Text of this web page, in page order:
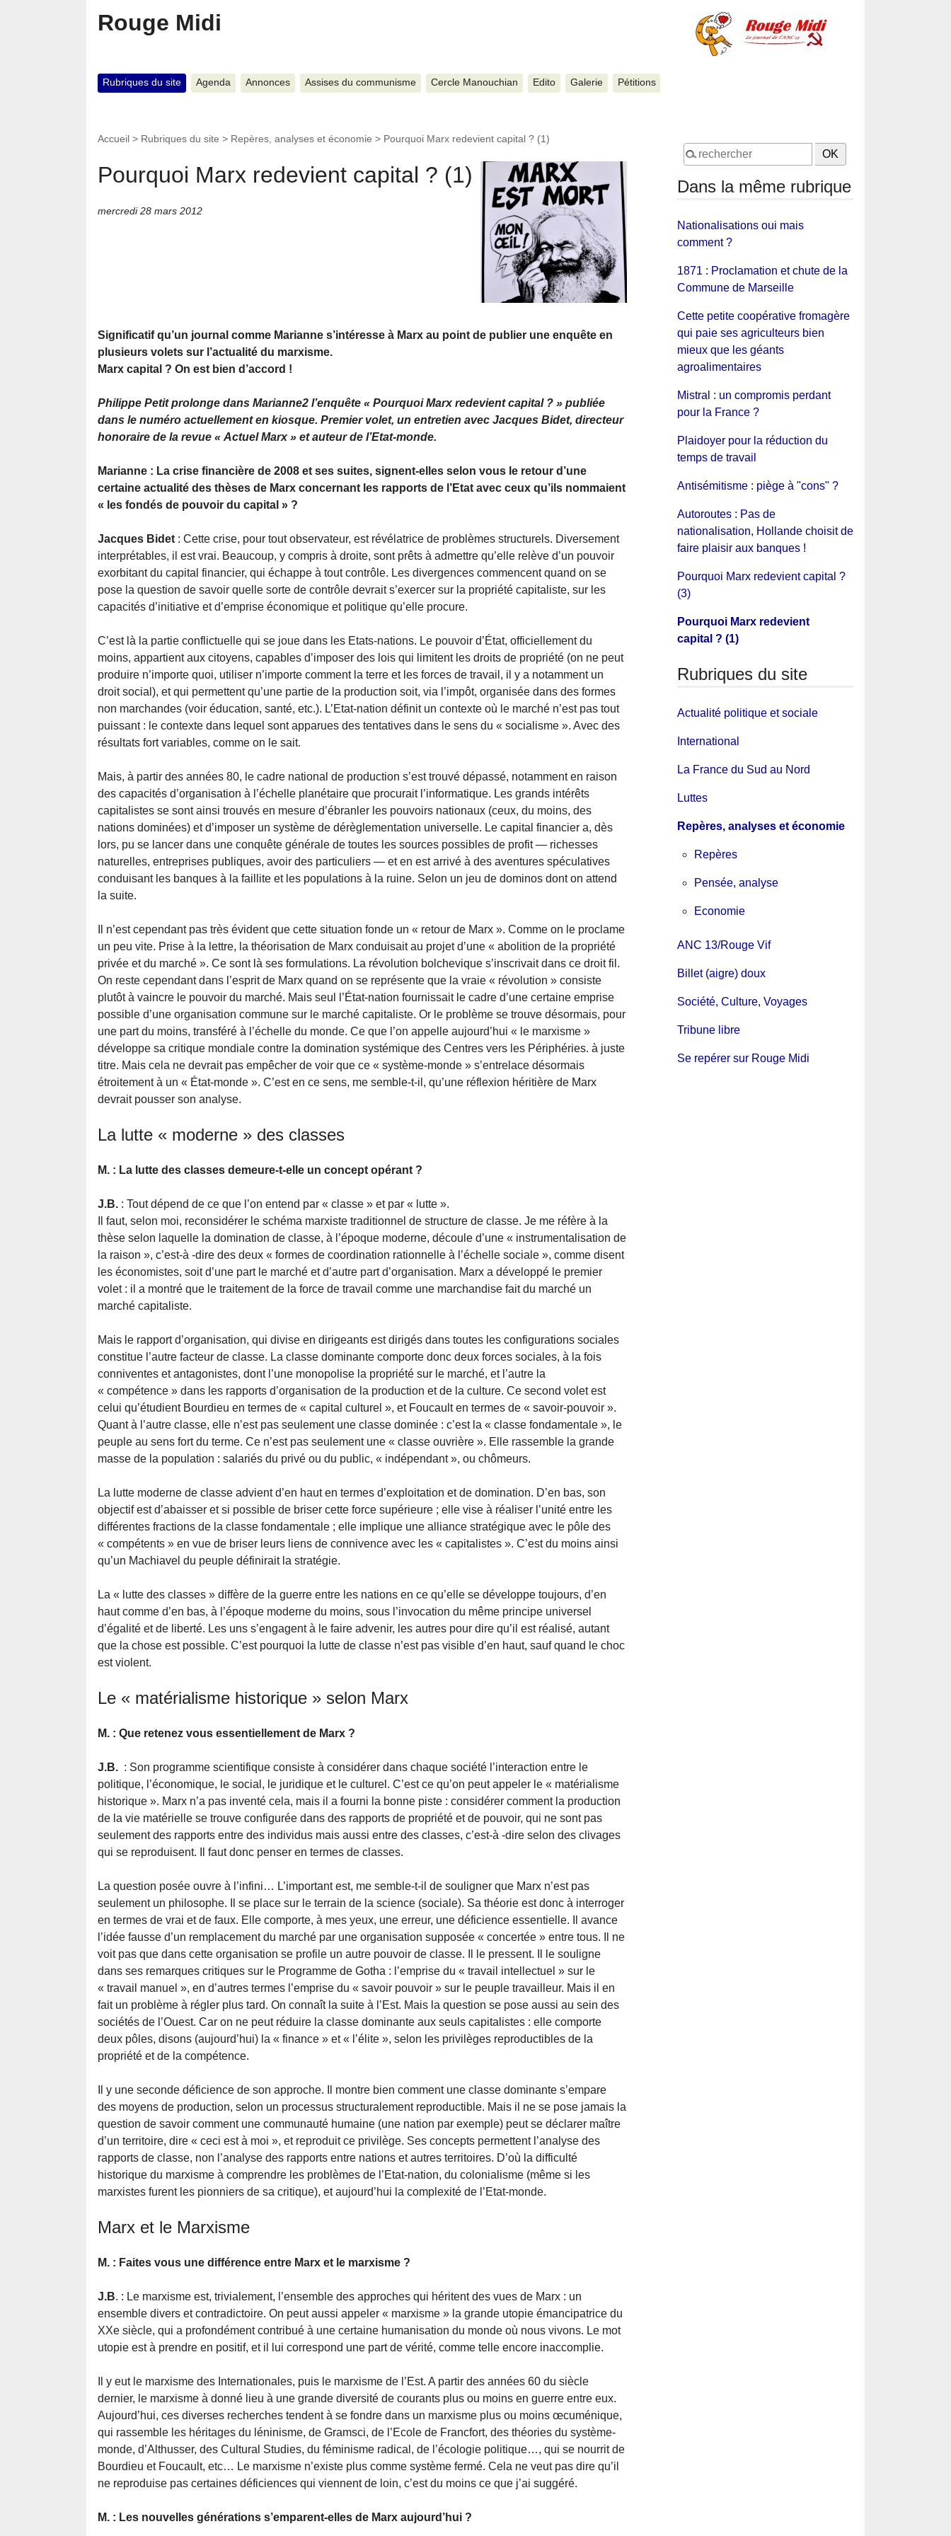
Rouge Midi
Rubriques du site Agenda Annonces Assises du communisme Cercle Manouchian Edito Galerie Pétitions
Accueil > Rubriques du site > Repères, analyses et économie > Pourquoi Marx redevient capital ? (1)
Pourquoi Marx redevient capital ? (1)
mercredi 28 mars 2012
Significatif qu’un journal comme Marianne s’intéresse à Marx au point de publier une enquête en
plusieurs volets sur l’actualité du marxisme.
Marx capital ? On est bien d’accord !
Philippe Petit prolonge dans Marianne2 l’enquête « Pourquoi Marx redevient capital ? » publiée
dans le numéro actuellement en kiosque. Premier volet, un entretien avec Jacques Bidet, directeur
honoraire de la revue « Actuel Marx » et auteur de l’Etat-monde.
Marianne : La crise financière de 2008 et ses suites, signent-elles selon vous le retour d’une
certaine actualité des thèses de Marx concernant les rapports de l’Etat avec ceux qu’ils nommaient
« les fondés de pouvoir du capital » ?
Jacques Bidet : Cette crise, pour tout observateur, est révélatrice de problèmes structurels. Diversement
interprétables, il est vrai. Beaucoup, y compris à droite, sont prêts à admettre qu’elle relève d’un pouvoir
exorbitant du capital financier, qui échappe à tout contrôle. Les divergences commencent quand on se
pose la question de savoir quelle sorte de contrôle devrait s’exercer sur la propriété capitaliste, sur les
capacités d’initiative et d’emprise économique et politique qu’elle procure.
C’est là la partie conflictuelle qui se joue dans les Etats-nations. Le pouvoir d’État, officiellement du
moins, appartient aux citoyens, capables d’imposer des lois qui limitent les droits de propriété (on ne peut
produire n’importe quoi, utiliser n’importe comment la terre et les forces de travail, il y a notamment un
droit social), et qui permettent qu’une partie de la production soit, via l’impôt, organisée dans des formes
non marchandes (voir éducation, santé, etc.). L’Etat-nation définit un contexte où le marché n’est pas tout
puissant : le contexte dans lequel sont apparues des tentatives dans le sens du « socialisme ». Avec des
résultats fort variables, comme on le sait.
Mais, à partir des années 80, le cadre national de production s’est trouvé dépassé, notamment en raison
des capacités d’organisation à l’échelle planétaire que procurait l’informatique. Les grands intérêts
capitalistes se sont ainsi trouvés en mesure d’ébranler les pouvoirs nationaux (ceux, du moins, des
nations dominées) et d’imposer un système de dérèglementation universelle. Le capital financier a, dès
lors, pu se lancer dans une conquête générale de toutes les sources possibles de profit — richesses
naturelles, entreprises publiques, avoir des particuliers — et en est arrivé à des aventures spéculatives
conduisant les banques à la faillite et les populations à la ruine. Selon un jeu de dominos dont on attend
la suite.
Il n’est cependant pas très évident que cette situation fonde un « retour de Marx ». Comme on le proclame
un peu vite. Prise à la lettre, la théorisation de Marx conduisait au projet d’une « abolition de la propriété
privée et du marché ». Ce sont là ses formulations. La révolution bolchevique s’inscrivait dans ce droit fil.
On reste cependant dans l’esprit de Marx quand on se représente que la vraie « révolution » consiste
plutôt à vaincre le pouvoir du marché. Mais seul l’État-nation fournissait le cadre d’une certaine emprise
possible d’une organisation commune sur le marché capitaliste. Or le problème se trouve désormais, pour
une part du moins, transféré à l’échelle du monde. Ce que l’on appelle aujourd’hui « le marxisme »
développe sa critique mondiale contre la domination systémique des Centres vers les Périphéries. à juste
titre. Mais cela ne devrait pas empêcher de voir que ce « système-monde » s’entrelace désormais
étroitement à un « État-monde ». C’est en ce sens, me semble-t-il, qu’une réflexion héritière de Marx
devrait pousser son analyse.
La lutte « moderne » des classes
M. : La lutte des classes demeure-t-elle un concept opérant ?
J.B. : Tout dépend de ce que l’on entend par « classe » et par « lutte ».
Il faut, selon moi, reconsidérer le schéma marxiste traditionnel de structure de classe. Je me réfère à la
thèse selon laquelle la domination de classe, à l’époque moderne, découle d’une « instrumentalisation de
la raison », c’est-à -dire des deux « formes de coordination rationnelle à l’échelle sociale », comme disent
les économistes, soit d’une part le marché et d’autre part d’organisation. Marx a développé le premier
volet : il a montré que le traitement de la force de travail comme une marchandise fait du marché un
marché capitaliste.
Mais le rapport d’organisation, qui divise en dirigeants est dirigés dans toutes les configurations sociales
constitue l’autre facteur de classe. La classe dominante comporte donc deux forces sociales, à la fois
conniventes et antagonistes, dont l’une monopolise la propriété sur le marché, et l’autre la
« compétence » dans les rapports d’organisation de la production et de la culture. Ce second volet est
celui qu’étudient Bourdieu en termes de « capital culturel », et Foucault en termes de « savoir-pouvoir ».
Quant à l’autre classe, elle n’est pas seulement une classe dominée : c’est la « classe fondamentale », le
peuple au sens fort du terme. Ce n’est pas seulement une « classe ouvrière ». Elle rassemble la grande
masse de la population : salariés du privé ou du public, « indépendant », ou chômeurs.
La lutte moderne de classe advient d’en haut en termes d’exploitation et de domination. D’en bas, son
objectif est d’abaisser et si possible de briser cette force supérieure ; elle vise à réaliser l’unité entre les
différentes fractions de la classe fondamentale ; elle implique une alliance stratégique avec le pôle des
« compétents » en vue de briser leurs liens de connivence avec les « capitalistes ». C’est du moins ainsi
qu’un Machiavel du peuple définirait la stratégie.
La « lutte des classes » diffère de la guerre entre les nations en ce qu’elle se développe toujours, d’en
haut comme d’en bas, à l’époque moderne du moins, sous l’invocation du même principe universel
d’égalité et de liberté. Les uns s’engagent à le faire advenir, les autres pour dire qu’il est réalisé, autant
que la chose est possible. C’est pourquoi la lutte de classe n’est pas visible d’en haut, sauf quand le choc
est violent.
Le « matérialisme historique » selon Marx
M. : Que retenez vous essentiellement de Marx ?
J.B. : Son programme scientifique consiste à considérer dans chaque société l’interaction entre le
politique, l’économique, le social, le juridique et le culturel. C’est ce qu’on peut appeler le « matérialisme
historique ». Marx n’a pas inventé cela, mais il a fourni la bonne piste : considérer comment la production
de la vie matérielle se trouve configurée dans des rapports de propriété et de pouvoir, qui ne sont pas
seulement des rapports entre des individus mais aussi entre des classes, c’est-à -dire selon des clivages
qui se reproduisent. Il faut donc penser en termes de classes.
La question posée ouvre à l’infini… L’important est, me semble-t-il de souligner que Marx n’est pas
seulement un philosophe. Il se place sur le terrain de la science (sociale). Sa théorie est donc à interroger
en termes de vrai et de faux. Elle comporte, à mes yeux, une erreur, une déficience essentielle. Il avance
l’idée fausse d’un remplacement du marché par une organisation supposée « concertée » entre tous. Il ne
voit pas que dans cette organisation se profile un autre pouvoir de classe. Il le pressent. Il le souligne
dans ses remarques critiques sur le Programme de Gotha : l’emprise du « travail intellectuel » sur le
« travail manuel », en d’autres termes l’emprise du « savoir pouvoir » sur le peuple travailleur. Mais il en
fait un problème à régler plus tard. On connaît la suite à l’Est. Mais la question se pose aussi au sein des
sociétés de l’Ouest. Car on ne peut réduire la classe dominante aux seuls capitalistes : elle comporte
deux pôles, disons (aujourd’hui) la « finance » et « l’élite », selon les privilèges reproductibles de la
propriété et de la compétence.
Il y une seconde déficience de son approche. Il montre bien comment une classe dominante s’empare
des moyens de production, selon un processus structuralement reproductible. Mais il ne se pose jamais la
question de savoir comment une communauté humaine (une nation par exemple) peut se déclarer maître
d’un territoire, dire « ceci est à moi », et reproduit ce privilège. Ses concepts permettent l’analyse des
rapports de classe, non l’analyse des rapports entre nations et autres territoires. D’où la difficulté
historique du marxisme à comprendre les problèmes de l’Etat-nation, du colonialisme (même si les
marxistes furent les pionniers de sa critique), et aujourd’hui la complexité de l’Etat-monde.
Marx et le Marxisme
M. : Faites vous une différence entre Marx et le marxisme ?
J.B. : Le marxisme est, trivialement, l’ensemble des approches qui héritent des vues de Marx : un
ensemble divers et contradictoire. On peut aussi appeler « marxisme » la grande utopie émancipatrice du
XXe siècle, qui a profondément contribué à une certaine humanisation du monde où nous vivons. Le mot
utopie est à prendre en positif, et il lui correspond une part de vérité, comme telle encore inaccomplie.
Il y eut le marxisme des Internationales, puis le marxisme de l’Est. A partir des années 60 du siècle
dernier, le marxisme à donné lieu à une grande diversité de courants plus ou moins en guerre entre eux.
Aujourd’hui, ces diverses recherches tendent à se fondre dans un marxisme plus ou moins œcuménique,
qui rassemble les héritages du léninisme, de Gramsci, de l’Ecole de Francfort, des théories du système-
monde, d’Althusser, des Cultural Studies, du féminisme radical, de l’écologie politique…, qui se nourrit de
Bourdieu et Foucault, etc… Le marxisme n’existe plus comme système fermé. Cela ne veut pas dire qu’il
ne reproduise pas certaines déficiences qui viennent de loin, c’est du moins ce que j’ai suggéré.
M. : Les nouvelles générations s’emparent-elles de Marx aujourd’hui ?
Dans la même rubrique
Nationalisations oui mais
comment ?
1871 : Proclamation et chute de la
Commune de Marseille
Cette petite coopérative fromagère
qui paie ses agriculteurs bien
mieux que les géants
agroalimentaires
Mistral : un compromis perdant
pour la France ?
Plaidoyer pour la réduction du
temps de travail
Antisémitisme : piège à "cons" ?
Autoroutes : Pas de
nationalisation, Hollande choisit de
faire plaisir aux banques !
Pourquoi Marx redevient capital ?
(3)
Pourquoi Marx redevient
capital ? (1)
Rubriques du site
Actualité politique et sociale
International
La France du Sud au Nord
Luttes
Repères, analyses et économie
Repères
Pensée, analyse
Economie
ANC 13/Rouge Vif
Billet (aigre) doux
Société, Culture, Voyages
Tribune libre
Se repérer sur Rouge Midi